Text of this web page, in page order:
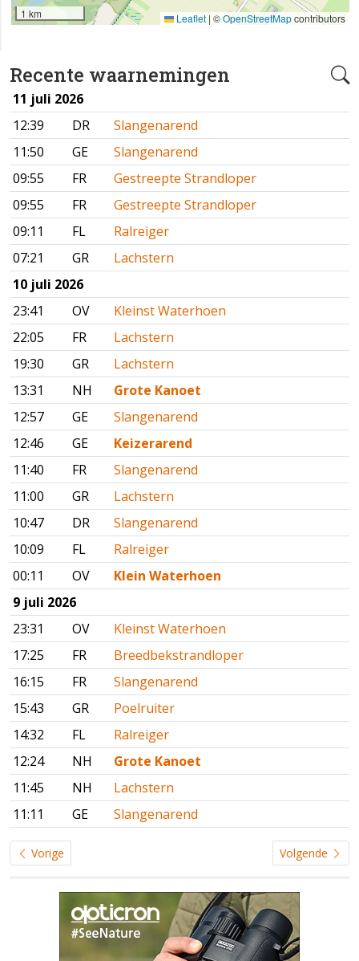
Recente waarnemingen
11 juli 2026
12:39
DR
Slangenarend
11:50
GE
Slangenarend
09:55
FR
Gestreepte Strandloper
09:55
FR
Gestreepte Strandloper
09:11
FL
Ralreiger
07:21
GR
Lachstern
10 juli 2026
23:41
OV
Kleinst Waterhoen
22:05
FR
Lachstern
19:30
GR
Lachstern
13:31
NH
Grote Kanoet
12:57
GE
Slangenarend
12:46
GE
Keizerarend
11:40
FR
Slangenarend
11:00
GR
Lachstern
10:47
DR
Slangenarend
10:09
FL
Ralreiger
00:11
OV
Klein Waterhoen
9 juli 2026
23:31
OV
Kleinst Waterhoen
17:25
FR
Breedbekstrandloper
16:15
FR
Slangenarend
15:43
GR
Poelruiter
14:32
FL
Ralreiger
12:24
NH
Grote Kanoet
11:45
NH
Lachstern
11:11
GE Slangenarend
Vorige Volgende
1 km Leaflet | ©OpenStreetMapcontributors